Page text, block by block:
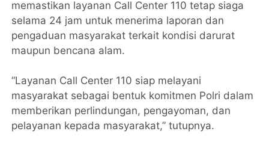
memastikan layanan Call Center 110 tetap siaga
selama 24 jam untuk menerima laporan dan
pengaduan masyarakat terkait kondisi darurat
maupun bencana alam.
“Layanan Call Center 110 siap melayani
masyarakat sebagai bentuk komitmen Polri dalam
memberikan perlindungan, pengayoman, dan
pelayanan kepada masyarakat,” tutupnya.